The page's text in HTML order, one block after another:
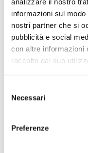
analizzare il nostro
informazioni sul
nostri partner che si
pubblicità e social
con altre informazioni
raccolto dal suo
delNecessari
Preferenze